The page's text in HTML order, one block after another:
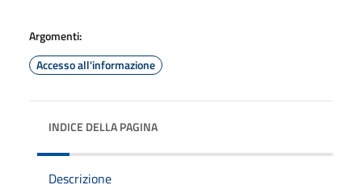
Argomenti:
Accesso all'informazione
INDICE DELLA PAGINA
Descrizione